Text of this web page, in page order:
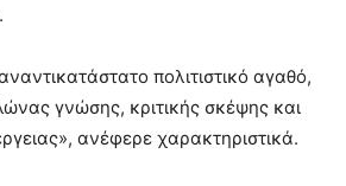
πολιτιστικό αγαθό,
γνώσης, κριτικής σκέψης και
ανέφερε χαρακτηριστικά.